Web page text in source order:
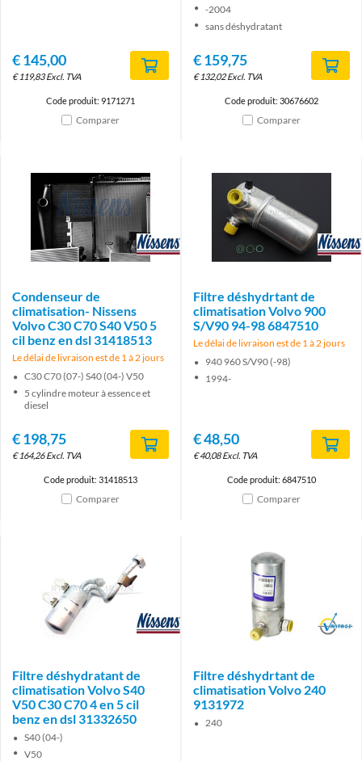
€145,00
€119,83 Excl. TVA
Code produit: 9171271
Comparer
-2004
sans déshydratant
€159,75
€132,02 Excl. TVA
Code produit: 30676602
Comparer
Brand
Condenseur de
climatisation- Nissens
Volvo C30 C70 S40 V50 5
cil benz en dsl 31418513
Le délai de livraison est de 1 à 2 jours
C30 C70 (07-) S40 (04-) V50
5 cylindre moteur à essence et
diesel
€198,75
€164,26 Excl. TVA
Code produit: 31418513
Comparer
Brand
Filtre déshydrtant de
climatisation Volvo 900
S/V90 94-98 6847510
Le délai de livraison est de 1 à 2 jours
940 960 S/V90 (-98)
1994-
€48,50
€40,08 Excl. TVA
Code produit: 6847510
Comparer
Brand
Filtre déshydratant de
climatisation Volvo S40
V50 C30 C70 4 en 5 cil
benz en dsl 31332650
S40 (04-)
V50
Brand
Filtre déshydrtant de
climatisation Volvo 240
9131972
240